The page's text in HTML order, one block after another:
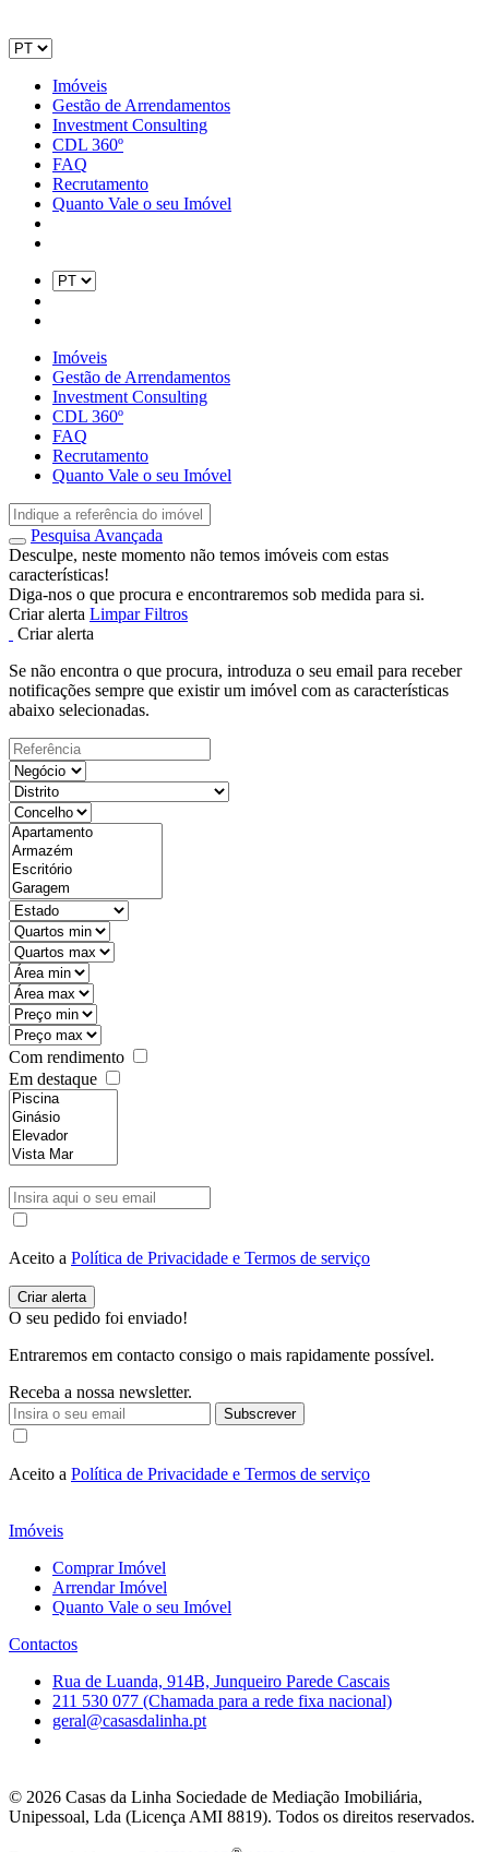
Imóveis
Gestão de Arrendamentos
Investment Consulting
CDL 360º
FAQ
Recrutamento
Quanto Vale o seu Imóvel
Imóveis
Gestão de Arrendamentos
Investment Consulting
CDL 360º
FAQ
Recrutamento
Quanto Vale o seu Imóvel
Pesquisa Avançada
Desculpe, neste momento não temos imóveis com estas
características!
Diga-nos o que procura e encontraremos sob medida para si.
Criar alerta Limpar Filtros
Criar alerta
Se não encontra o que procura, introduza o seu email para receber
notificações sempre que existir um imóvel com as características
abaixo selecionadas.
Com rendimento
Em destaque
Aceito a Política de Privacidade e Termos de serviço
O seu pedido foi enviado!
Entraremos em contacto consigo o mais rapidamente possível.
Receba a nossa newsletter.
Subscrever
Aceito a Política de Privacidade e Termos de serviço
Imóveis
Comprar Imóvel
Arrendar Imóvel
Quanto Vale o seu Imóvel
Contactos
Rua de Luanda, 914B, Junqueiro Parede Cascais
211 530 077 (Chamada para a rede fixa nacional)
geral@casasdalinha.pt
© 2026 Casas da Linha Sociedade de Mediação Imobiliária,
Unipessoal, Lda (Licença AMI 8819). Todos os direitos reservados.